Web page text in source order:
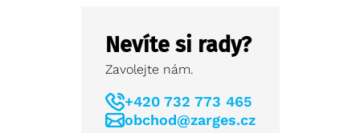
Nevíte si rady?
Zavolejte nám.
+420 732 773 465
obchod@zarges.cz